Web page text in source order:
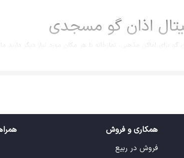
اذان گو مسجدی
برای اماکن مذهبی، نمازخانه یا هر مکان مورد نیاز دیگر دارید ما
ارزانترین قیمت و بهترین کیفیت و خدمات انتخاب و تهیه نمایید.
همکاری و فروش
فروش در ربیع